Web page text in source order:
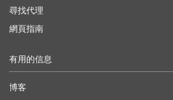
尋找代理
網頁指南
有用的信息
博客